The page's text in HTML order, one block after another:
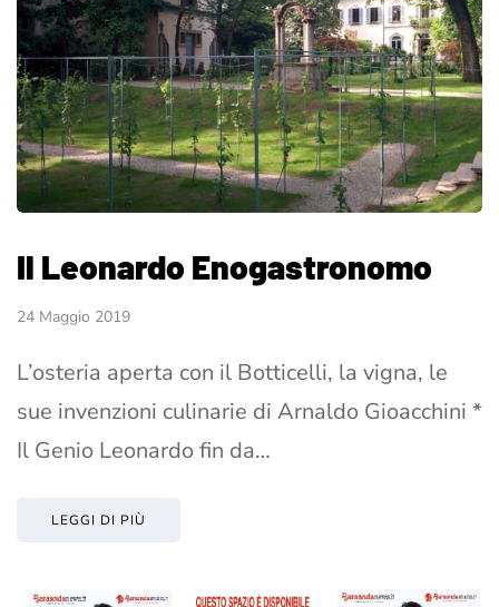
Il Leonardo Enogastronomo
24 Maggio 2019
L’osteria aperta con il Botticelli, la vigna, le
sue invenzioni culinarie di Arnaldo Gioacchini *
Il Genio Leonardo fin da…
LEGGI DI PIÙ